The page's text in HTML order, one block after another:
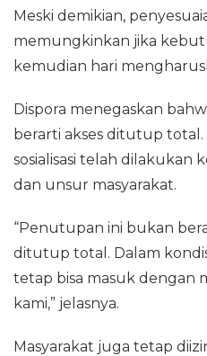
Meski demikian,
memungkinkan jika
kemudian hari
Dispora menegaskan
berarti akses ditutup
sosialisasi telah dilakukan
dan unsur masyarakat.
“Penutupan ini bukan
ditutup total. Dalam
tetap bisa masuk dengan
kami,” jelasnya.
Masyarakat juga tetap